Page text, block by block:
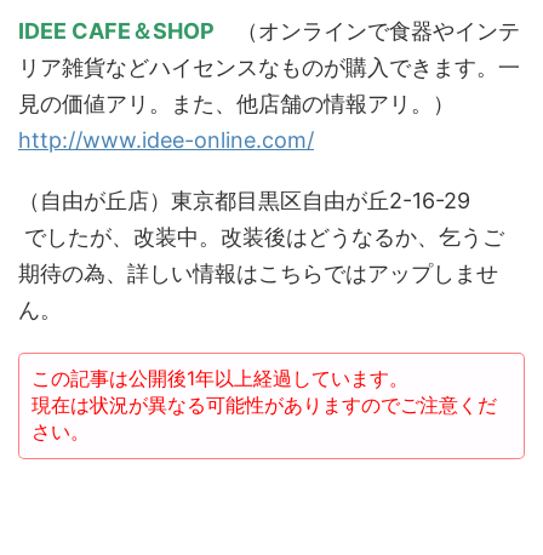
IDEE CAFE＆SHOP （オンラインで食器やインテ
リア雑貨などハイセンスなものが購入できます。一
見の価値アリ。また、他店舗の情報アリ。）
http://www.idee-online.com/
（自由が丘店）東京都目黒区自由が丘2-16-29
でしたが、改装中。改装後はどうなるか、乞うご
期待の為、詳しい情報はこちらではアップしませ
ん。
この記事は公開後1年以上経過しています。
現在は状況が異なる可能性がありますのでご注意くだ
さい。